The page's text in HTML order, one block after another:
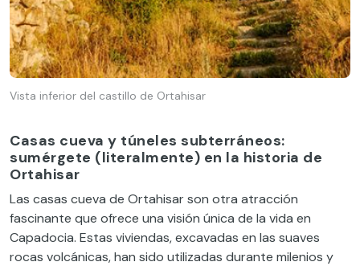
Vista inferior del castillo de Ortahisar
Casas cueva y túneles subterráneos:
sumérgete (literalmente) en la historia de
Ortahisar
Las casas cueva de Ortahisar son otra atracción
fascinante que ofrece una visión única de la vida en
Capadocia. Estas viviendas, excavadas en las suaves
rocas volcánicas, han sido utilizadas durante milenios y